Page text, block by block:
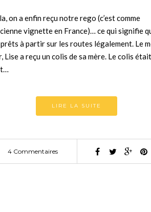
on a enfin reçu notre rego (c’est comme
vignette en France)… ce qui signifie
à partir sur les routes légalement. Le
Lise a reçu un colis de sa mère. Le colis était
LIRE LA SUITE
4 Commentaires